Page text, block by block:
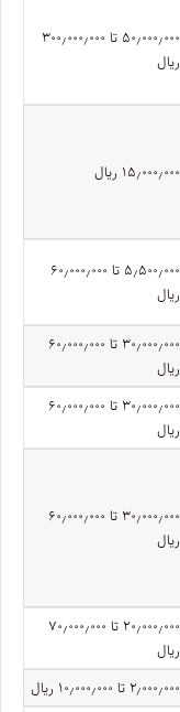
۵۰٫۰۰۰٫۰۰۰ تا ۳۰۰٫۰۰۰٫۰۰۰
ریال
۱۵٫۰۰۰٫۰۰۰ ریال
۵٫۵۰۰٫۰۰۰ تا ۶۰٫۰۰۰٫۰۰۰
ریال
۳۰٫۰۰۰٫۰۰۰ تا ۶۰٫۰۰۰٫۰۰۰
ریال
۳۰٫۰۰۰٫۰۰۰ تا ۶۰٫۰۰۰٫۰۰۰
ریال
۳۰٫۰۰۰٫۰۰۰ تا ۶۰٫۰۰۰٫۰۰۰
ریال
۲۰٫۰۰۰٫۰۰۰ تا ۷۰٫۰۰۰٫۰۰۰
ریال
۲٫۰۰۰٫۰۰۰ تا ۱۰٫۰۰۰٫۰۰۰ ریال